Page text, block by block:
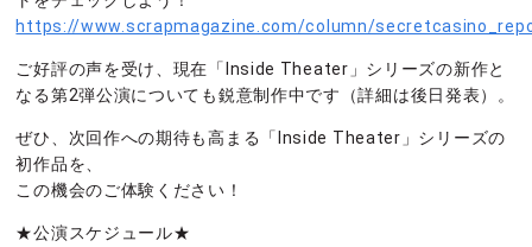
https://www.scrapmagazine.com/column/
ご好評の声を受け、現在「Inside Theater」シリーズの新作と
なる第2弾公演についても鋭意制作中です（詳細は後日発表）。
ぜひ、次回作への期待も高まる「Inside Theater」シリーズの
初作品を、
この機会のご体験ください！
★公演スケジュール★